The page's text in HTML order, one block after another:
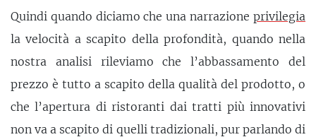
Quindi quando diciamo che una narrazione privilegia
la velocità a scapito della profondità, quando nella
nostra analisi rileviamo che l’abbassamento del
prezzo è tutto a scapito della qualità del prodotto, o
che l’apertura di ristoranti dai tratti più innovativi
non va a scapito di quelli tradizionali, pur parlando di